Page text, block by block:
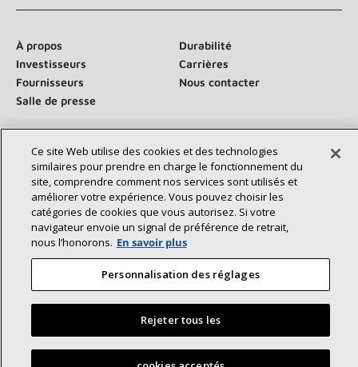
À propos
Durabilité
Investisseurs
Carrières
Fournisseurs
Nous contacter
Salle de presse
Communiquez avec nous :
©2026 Lennox International Inc.
Plan du site
Conditions générales
Ce site Web utilise des cookies et des technologies
similaires pour prendre en charge le fonctionnement du
site, comprendre comment nos services sont utilisés et
améliorer votre expérience. Vous pouvez choisir les
catégories de cookies que vous autorisez. Si votre
navigateur envoie un signal de préférence de retrait,
nous l’honorons. En savoir plus
Personnalisation des réglages
Rejeter tous les